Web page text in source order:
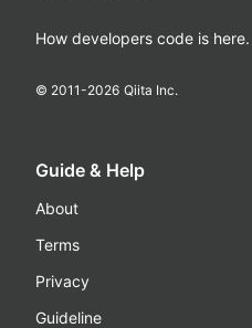
How developers code is here.
© 2011-2026 Qiita Inc.
Guide & Help
About
Terms
Privacy
Guideline